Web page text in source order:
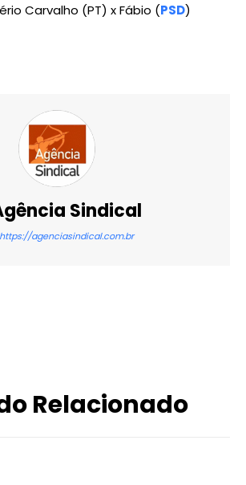
Carvalho (PT) x Fábio (PSD)
Sindical
https://agenciasindical.com.br
Relacionado